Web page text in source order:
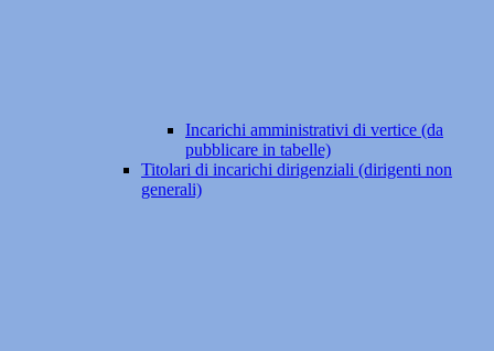
Incarichi amministrativi di vertice (da
pubblicare in tabelle)
Titolari di incarichi dirigenziali (dirigenti non
generali)